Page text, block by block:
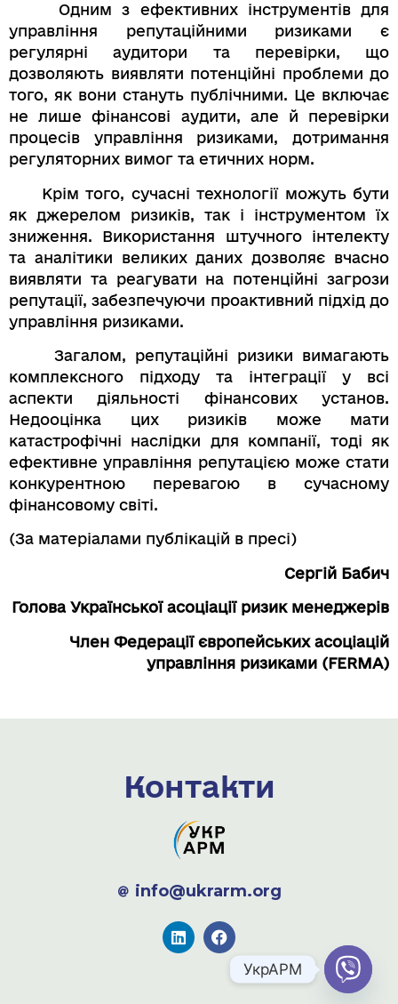
Одним з ефективних інструментів для
управління репутаційними ризиками є
регулярні аудитори та перевірки, що
дозволяють виявляти потенційні проблеми до
того, як вони стануть публічними. Це включає
не лише фінансові аудити, але й перевірки
процесів управління ризиками, дотримання
регуляторних вимог та етичних норм.
Крім того, сучасні технології можуть бути
як джерелом ризиків, так і інструментом їх
зниження. Використання штучного інтелекту
та аналітики великих даних дозволяє вчасно
виявляти та реагувати на потенційні загрози
репутації, забезпечуючи проактивний підхід до
управління ризиками.
Загалом, репутаційні ризики вимагають
комплексного підходу та інтеграції у всі
аспекти діяльності фінансових установ.
Недооцінка цих ризиків може мати
катастрофічні наслідки для компанії, тоді як
ефективне управління репутацією може стати
конкурентною перевагою в сучасному
фінансовому світі.
(За матеріалами публікацій в пресі)
Сергій Бабич
Голова Української асоціації ризик менеджерів
Член Федерації європейських асоціацій
управління ризиками (FERMA)
Контакти
info@ukrarm.org
УкрАРМ